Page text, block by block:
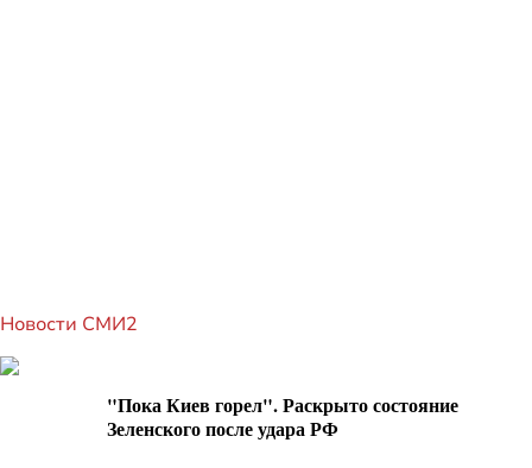
Новости СМИ2
"Пока Киев горел". Раскрыто состояние
Зеленского после удара РФ